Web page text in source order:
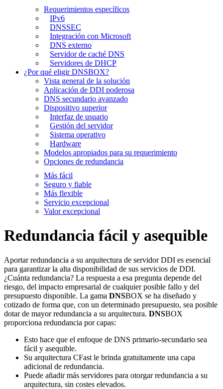
Requerimientos específicos
IPv6
DNSSEC
Integración con Microsoft
DNS externo
Servidor de caché DNS
Servidores de DHCP
¿Por qué eligir DNSBOX?
Vista general de la solución
Aplicación de DDI poderosa
DNS secundario avanzado
Dispositivo superior
Interfaz de usuario
Gestión del servidor
Sistema operativo
Hardware
Modelos apropiados para su requerimiento
Opciones de redundancia
Más fácil
Seguro y fiable
Más flexible
Servicio excepcional
Valor excepcional
Redundancia fácil y asequible
Aportar redundancia a su arquitectura de servidor DDI es esencial
para garantizar la alta disponibilidad de sus servicios de DDI.
¿Cuánta redundancia? La respuesta a esa pregunta depende del
riesgo, del impacto empresarial de cualquier posible fallo y del
presupuesto disponible. La gama DNSBOX se ha diseñado y
cotizado de forma que, con un determinado presupuesto, sea posible
dotar de mayor redundancia a su arquitectura. DNSBOX
proporciona redundancia por capas:
Esto hace que el enfoque de DNS primario-secundario sea
fácil y asequible.
Su arquitectura CFast le brinda gratuitamente una capa
adicional de redundancia.
Puede añadir más servidores para otorgar redundancia a su
arquitectura, sin costes elevados.